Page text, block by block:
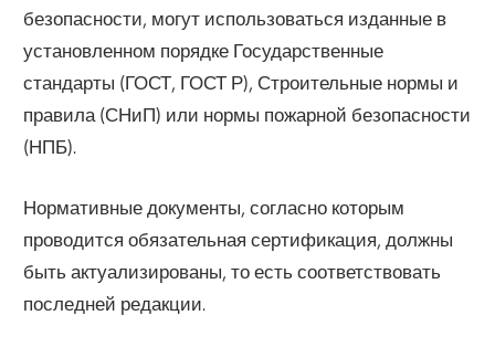
безопасности, могут использоваться изданные в
установленном порядке Государственные
стандарты (ГОСТ, ГОСТ Р), Строительные нормы и
правила (СНиП) или нормы пожарной безопасности
(НПБ).
Нормативные документы, согласно которым
проводится обязательная сертификация, должны
быть актуализированы, то есть соответствовать
последней редакции.